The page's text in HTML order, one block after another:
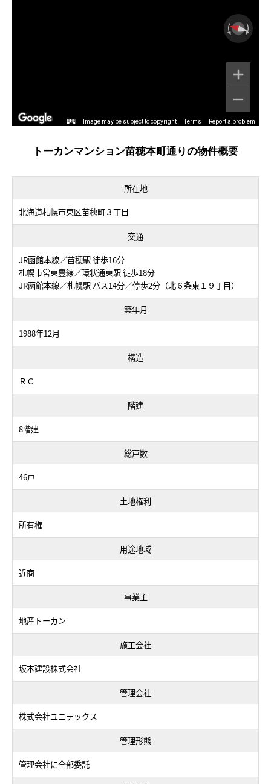
Image may be subject to copyright Terms Report a problem
トーカンマンション苗穂本町通りの物件概要
所在地
北海道札幌市東区苗穂町３丁目
交通
JR函館本線／苗穂駅 徒歩16分
札幌市営東豊線／環状通東駅 徒歩18分
JR函館本線／札幌駅 バス14分／停歩2分（北６条東１９丁目）
築年月
1988年12月
構造
ＲＣ
階建
8階建
総戸数
46戸
土地権利
所有権
用途地域
近商
事業主
地産トーカン
施工会社
坂本建設株式会社
管理会社
株式会社ユニテックス
管理形態
管理会社に全部委託